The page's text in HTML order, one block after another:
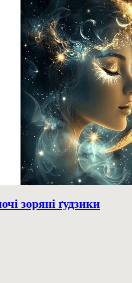
зоряні ґудзики